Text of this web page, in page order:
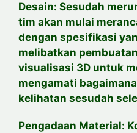
Desain: Sesudah
tim akan mulai
dengan spesifikasi
melibatkan
visualisasi 3D untuk
mengamati
kelihatan sesudah
Pengadaan Material: